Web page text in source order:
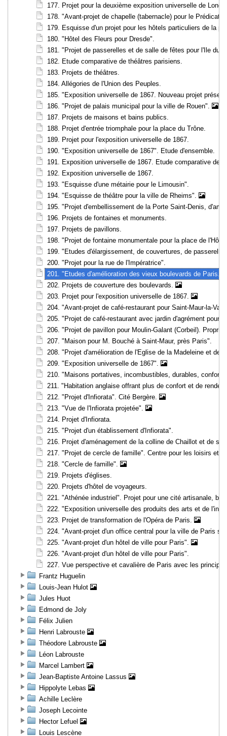
177. Projet pour la deuxième exposition universelle de
178. "Avant-projet de chapelle (tabernacle) pour le
179. Esquisse d'un projet pour les hôtels particuliers de la
180. "Hôtel des Fleurs pour Dresde".
181. "Projet de passerelles et de salle de fêtes pour l'Ile du
182. Etude comparative de théâtres parisiens.
183. Projets de théâtres.
184. Allégories de l'Union des Peuples.
185. "Exposition universelle de 1867. Nouveau projet
186. "Projet de palais municipal pour la ville de Rouen".
187. Projets de maisons et bains publics.
188. Projet d'entrée triomphale pour la place du Trône.
189. Projet pour l'exposition universelle de 1867.
190. "Exposition universelle de 1867". Etude d'ensemble.
191. Exposition universelle de 1867. Etude comparative des
192. Exposition universelle de 1867.
193. "Esquisse d'une métairie pour le Limousin".
194. "Esquisse de théâtre pour la ville de Rheims".
195. "Projet d'embellissement de la Porte Saint-Denis,
196. Projets de fontaines et monuments.
197. Projets de pavillons.
198. "Projet de fontaine monumentale pour la place de
199. "Etudes d'élargissement, de couvertures, de
200. "Projet pour la rue de l'Impératrice".
201. "Etudes d'amélioration des vieux boulevards de Paris.
202. Projets de couverture des boulevards.
203. Projet pour l'exposition universelle de 1867.
204. "Avant-projet de café-restaurant pour Saint-Maur-la-
205. "Projet de café-restaurant avec jardin d'agrément pour
206. "Projet de pavillon pour Moulin-Galant (Corbeil).
207. "Maison pour M. Bouché à Saint-Maur, près Paris".
208. "Projet d'amélioration de l'Eglise de la Madeleine et de
209. "Exposition universelle de 1867".
210. "Maisons portatives, incombustibles, durables,
211. "Habitation anglaise offrant plus de confort et de
212. "Projet d'Infiorata". Cité Bergère.
213. "Vue de l'Infiorata projetée".
214. Projet d'Infiorata.
215. "Projet d'un établissement d'Infiorata".
216. Projet d'aménagement de la colline de Chaillot et de
217. "Projet de cercle de famille". Centre pour les loisirs et
218. "Cercle de famille".
219. Projets d'églises.
220. Projets d'hôtel de voyageurs.
221. "Athénée industriel". Projet pour une cité artisanale,
222. "Exposition universelle des produits des arts et de
223. Projet de transformation de l'Opéra de Paris.
224. "Avant-projet d'un office central pour la ville de Paris
225. "Avant-projet d'un hôtel de ville pour Paris".
226. "Avant-projet d'un hôtel de ville pour Paris".
227. Vue perspective et cavalière de Paris avec les
Frantz Huguelin
Louis-Jean Hulot
Jules Huot
Edmond de Joly
Félix Julien
Henri Labrouste
Théodore Labrouste
Léon Labrouste
Marcel Lambert
Jean-Baptiste Antoine Lassus
Hippolyte Lebas
Achille Leclère
Joseph Lecointe
Hector Lefuel
Louis Lescène